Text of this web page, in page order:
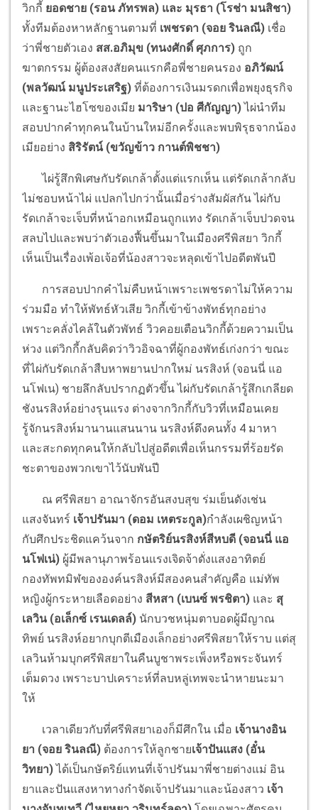
วิกกี้ ยอดชาย (รอน ภัทรพล) และ มุรธา (โรช่า มนสิชา)
ทั้งทีมต้องหาหลักฐานตามที่ เพชรดา (จอย รินลณี) เชื่อ
ว่าพี่ชายตัวเอง สส.อภิมุข (ทนงศักดิ์ ศุภการ) ถูก
ฆาตกรรม ผู้ต้องสงสัยคนแรกคือพี่ชายคนรอง อภิวัฒน์
(พลวัฒน์ มนูประเสริฐ) ที่ต้องการเงินมรดกเพื่อพยุงธุรกิจ
และฐานะไฮโซของเมีย มาริษา (ปอ ศีกัญญา)ไผ่นำทีม
สอบปากคำทุกคนในบ้านใหม่อีกครั้งและพบพิรุธจากน้อง
เมียอย่าง สิริรัตน์ (ขวัญข้าว กานต์พิชชา)
ไผ่รู้สึกพิเศษกับรัดเกล้าตั้งแต่แรกเห็น แต่รัดเกล้ากลับ
ไม่ชอบหน้าไผ่ แปลกไปกว่านั้นเมื่อร่างสัมผัสกัน ไผ่กับ
รัดเกล้าจะเจ็บที่หน้าอกเหมือนถูกแทง รัดเกล้าเจ็บปวดจน
สลบไปและพบว่าตัวเองฟื้นขึ้นมาในเมืองศรีพิสยา วิกกี้
เห็นเป็นเรื่องเพ้อเจ้อที่น้องสาวจะหลุดเข้าไปอดีตพันปี
การสอบปากคำไม่คืบหน้าเพราะเพชรดาไม่ให้ความ
ร่วมมือ ทำให้พัทธ์หัวเสีย วิกกี้เข้าข้างพัทธ์ทุกอย่าง
เพราะคลั่งไคล้ในตัวพัทธ์ วิวคอยเตือนวิกกี้ด้วยความเป็น
ห่วง แต่วิกกี้กลับคิดว่าวิวอิจฉาที่ผู้กองพัทธ์เก่งกว่า ขณะ
ที่ไผ่กับรัดเกล้าสืบหาพยานปากใหม่ นรสิงห์ (จอนนี่ แอ
นโฟเน) ชายลึกลับปรากฏตัวขึ้น ไผ่กับรัดเกล้ารู้สึกเกลียด
ชังนรสิงห์อย่างรุนแรง ต่างจากวิกกี้กับวิวที่เหมือนเคย
รู้จักนรสิงห์มานานแสนนาน นรสิงห์ดึงคนทั้ง 4 มาหา
และสะกดทุกคนให้กลับไปสู่อดีตเพื่อเห็นกรรมที่ร้อยรัด
ชะตาของพวกเขาไว้นับพันปี
ณ ศรีพิสยา อาณาจักรอันสงบสุข ร่มเย็นดังเช่น
แสงจันทร์ เจ้าปรันมา (ดอม เหตระกูล)กำลังเผชิญหน้า
กับศึกประชิดแคว้นจาก กษัตริย์นรสิงห์สีหบดี (จอนนี่ แอ
นโฟเน่) ผู้มีพลานุภาพร้อนแรงเจิดจ้าดั่งแสงอาทิตย์
กองทัพทมิฬขององค์นรสิงห์มีสองคนสำคัญคือ แม่ทัพ
หญิงผู้กระหายเลือดอย่าง สีหสา (เบนซ์ พรชิตา) และ สุ
เลวิน (อเล็กซ์ เรนเดลล์) นักบวชหนุ่มตาบอดผู้มีญาณ
ทิพย์ นรสิงห์อยากบุกตีเมืองเล็กอย่างศรีพิสยาให้ราบ แต่สุ
เลวินห้ามบุกศรีพิสยาในคืนบูชาพระเพ็งหรือพระจันทร์
เต็มดวง เพราะบาปเคราะห์ที่ลบหลู่เทพจะนำหายนะมา
ให้
เวลาเดียวกับที่ศรีพิสยาเองก็มีศึกใน เมื่อ เจ้านางอิน
ยา (จอย รินลณี) ต้องการให้ลูกชายเจ้าปันแสง (อั๋น
วิทยา)ได้เป็นกษัตริย์แทนที่เจ้าปรันมาพี่ชายต่างแม่ อิน
ยาและปันแสงหาทางกำจัดเจ้าปรันมาและน้องสาว เจ้า